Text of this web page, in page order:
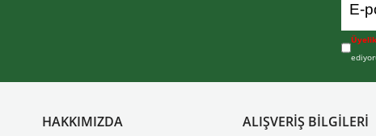
HAKKIMIZDA ALIŞVERİŞ BİLGİLERİ